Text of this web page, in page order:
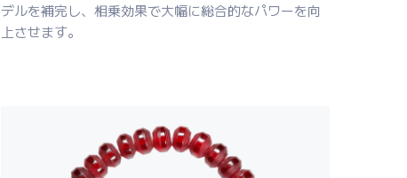
デルを補完し、相乗効果で大幅に総合的なパワーを向
上させます。